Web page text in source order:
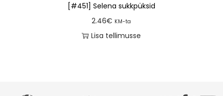
[#451] Selena sukkpüksid
2.46€ KM-ta
Lisa tellimusse